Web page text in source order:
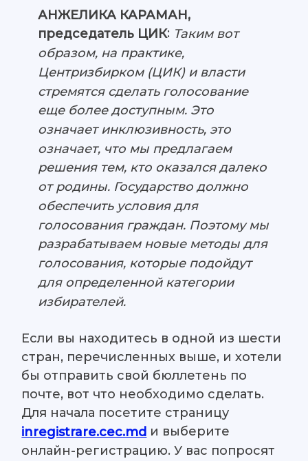
АНЖЕЛИКА КАРАМАН,
председатель ЦИК: Таким вот
образом, на практике,
Центризбирком (ЦИК) и власти
стремятся сделать голосование
еще более доступным. Это
означает инклюзивность, это
означает, что мы предлагаем
решения тем, кто оказался далеко
от родины. Государство должно
обеспечить условия для
голосования граждан. Поэтому мы
разрабатываем новые методы для
голосования, которые подойдут
для определенной категории
избирателей.
Если вы находитесь в одной из шести
стран, перечисленных выше, и хотели
бы отправить свой бюллетень по
почте, вот что необходимо сделать.
Для начала посетите страницу
inregistrare.cec.md и выберите
онлайн-регистрацию. У вас попросят